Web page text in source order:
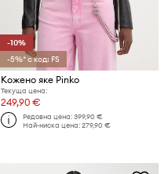
-10%
-5%* с код: FS
Кожено яке Pinko
Текуща цена:
249,90 €
Редовна цена:399,90 €
Най-ниска цена:279,90 €